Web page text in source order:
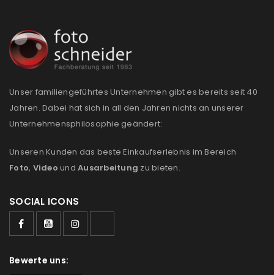
Unser familiengeführtes Unternehmen gibt es bereits seit 40
Jahren. Dabei hat sich in all den Jahren nichts an unserer
Unternehmensphilosophie geändert:
Unseren Kunden das beste Einkaufserlebnis im Bereich
Foto, Video und Ausarbeitung zu bieten.
SOCIAL ICONS
Bewerte uns: